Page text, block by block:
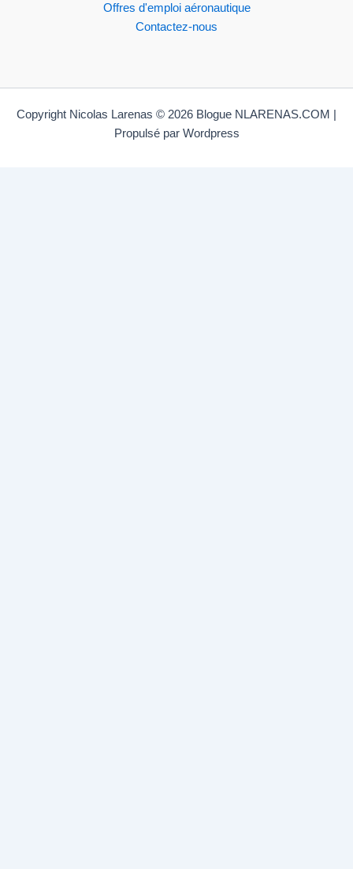
Offres d'emploi aéronautique
Contactez-nous
Copyright Nicolas Larenas © 2026 Blogue NLARENAS.COM |
Propulsé par Wordpress